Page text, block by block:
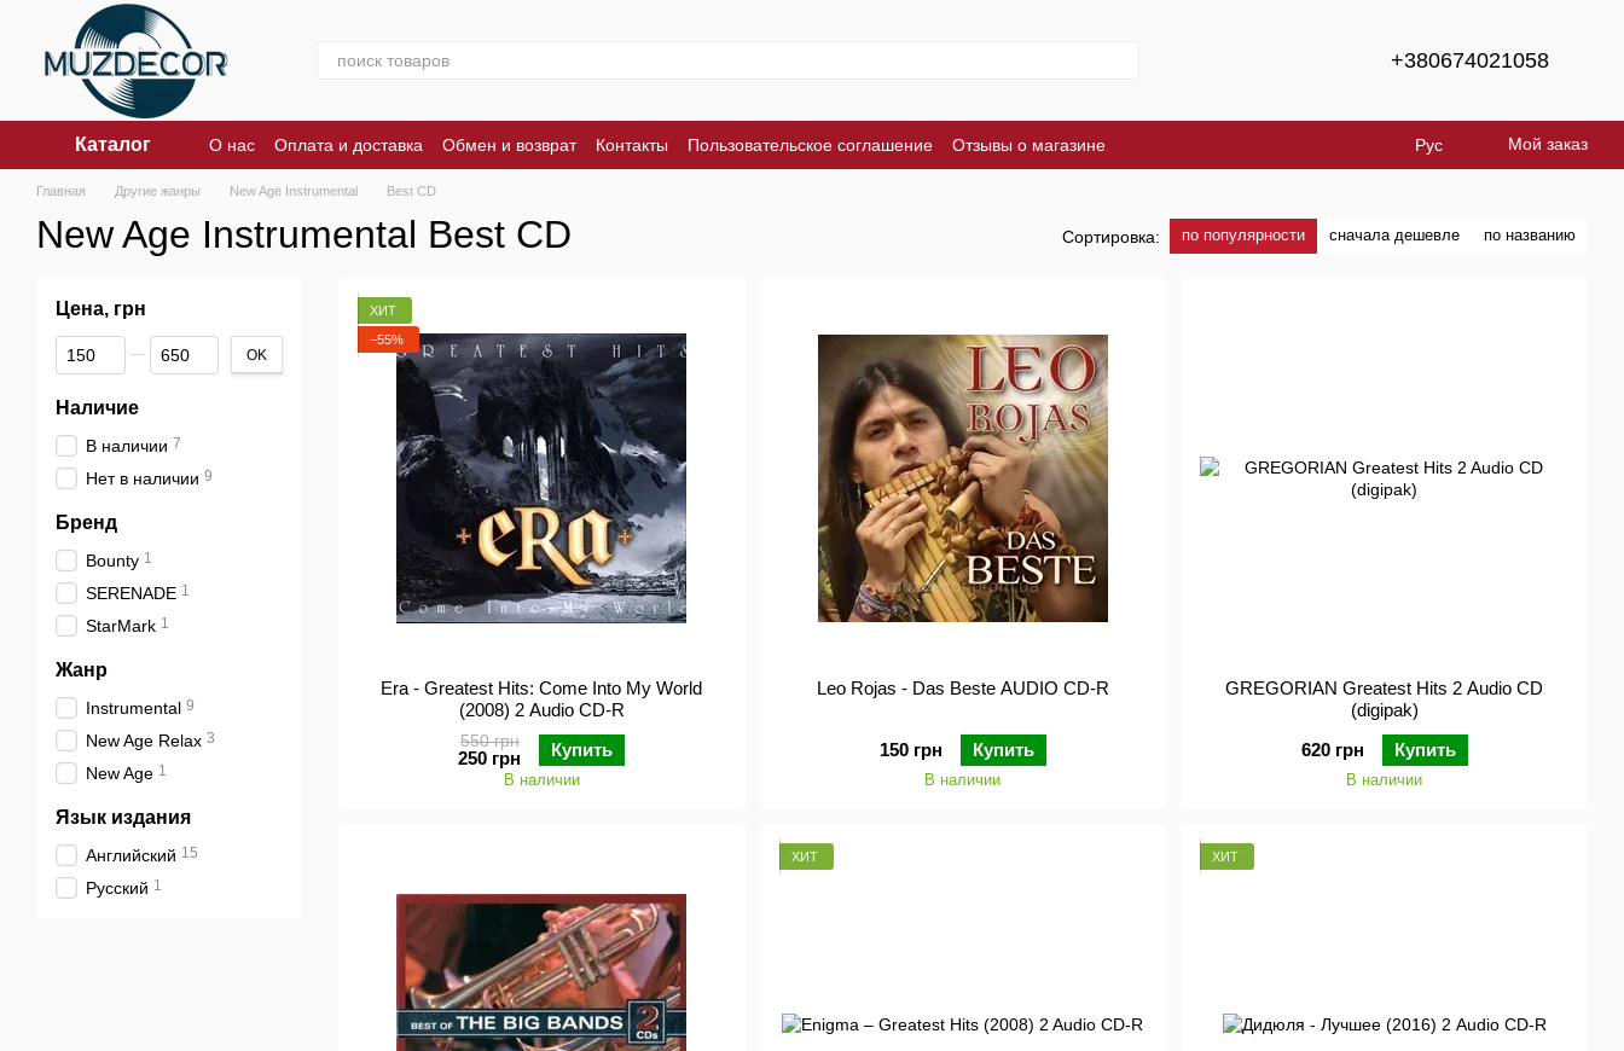
Перейти к основному контенту
+380674021058
Каталог О нас Оплата и доставка Обмен и возврат Контакты Пользовательское соглашение Отзывы о магазине Рус Мой заказ
Главная Другие жанры New Age Instrumental Best CD
New Age Instrumental Best CD Сортировка: по популярности сначала дешевле по названию
ХИТ
−55%
Era - Greatest Hits: Come Into My World
(2008) 2 Audio CD-R
550 грн
250 грн Купить
В наличии
Leo Rojas - Das Beste AUDIO CD-R
150 грн Купить
В наличии
GREGORIAN Greatest Hits 2 Audio CD
(digipak)
620 грн
Купить
В наличии
ХИТ ХИТ
Цена, грн
От Цена, грн
До Цена, грн OK
Наличие
В наличии 7
Нет в наличии 9
Бренд
Bounty 1
SERENADE 1
StarMark 1
Жанр
Instrumental 9
New Age Relax 3
New Age 1
Язык издания
Английский 15
Русский 1